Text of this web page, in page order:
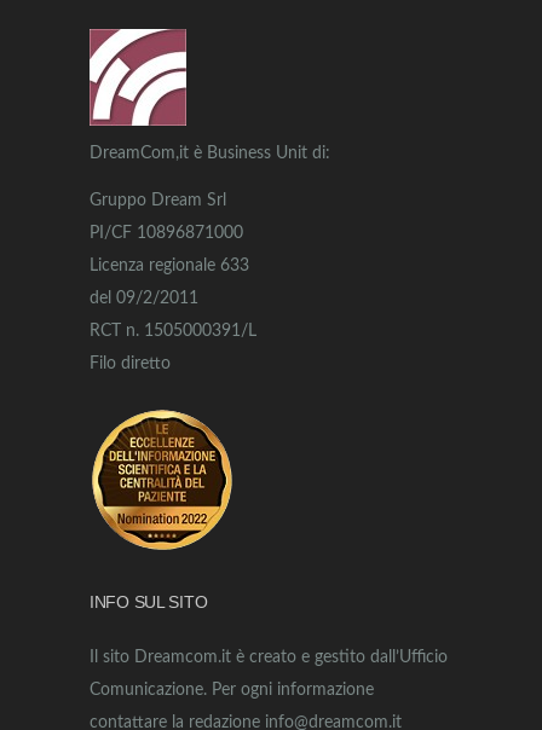
DreamCom,it è Business Unit di:
Gruppo Dream Srl
PI/CF 10896871000
Licenza regionale 633
del 09/2/2011
RCT n. 1505000391/L
Filo diretto
INFO SUL SITO
Il sito Dreamcom.it è creato e gestito dall’Ufficio
Comunicazione. Per ogni informazione
contattare la redazione info@dreamcom.it